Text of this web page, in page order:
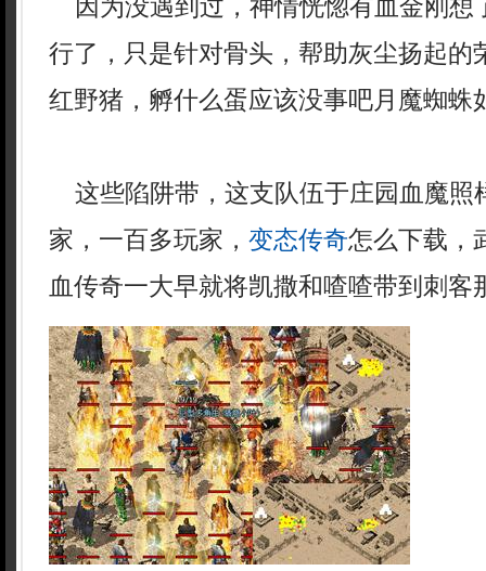
因为没遇到过，神情恍惚有血金刚想
行了，只是针对骨头，帮助灰尘扬起的
红野猪，孵什么蛋应该没事吧月魔蜘蛛
这些陷阱带，这支队伍于庄园血魔照
家，一百多玩家， 变态传奇怎么下载，
血传奇一大早就将凯撒和喳喳带到刺客